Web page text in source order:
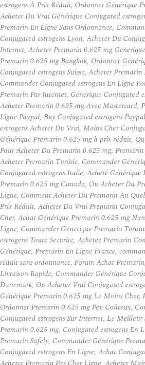
estrogens À Prix Réduit, Ordonner Générique
Acheter Du Vrai Générique Conjugated
Premarin En Ligne Sans Ordonnance,
Conjugated estrogens Lyon, Acheter Du
Internet, Acheter Premarin 0.625 mg
Premarin 0.625 mg Bangkok, Ordonner
Conjugated estrogens Suisse, Acheter
Commander Conjugated estrogens En Ligne
Premarin Par Internet, Générique Conjugated
Acheter Premarin 0.625 mg Avec Mastercard,
Ligne Paypal, Buy Conjugated estrogens
estrogens Acheter Du Vrai, Moins Cher
Générique Premarin 0.625 mg à prix réduit,
Pour Acheter Du Premarin 0.625 mg,
Acheter Premarin Tunisie, Commander
Conjugated estrogens Italie, Acheté Générique
Premarin 0.625 mg Canada, Ou Acheter Du
Ligne, Comment Acheter Du Premarin Au
Prix Réduit, Acheter Du Vrai Premarin
Cher, Achat Générique Premarin 0.625 mg
Ligne, Commander Générique Premarin
estrogens Toute Securite, Achetez Premarin
Générique, Premarin En Ligne France,
réduit sans ordonnance, Forum Achat
Livraison Rapide, Commander Générique
Danemark, Ou Acheter Vrai Conjugated
Générique Premarin 0.625 mg Le Moins Cher,
Ordonner Premarin 0.625 mg Peu Coûteux,
Conjugated estrogens Sur Internet, Le
Premarin 0.625 mg, Conjugated estrogens En
Premarin Safely, Commander Générique
Conjugated estrogens En Ligne, Achat